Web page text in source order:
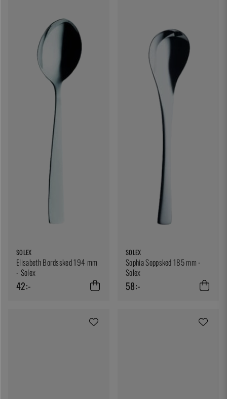
SOLEX
Elisabeth Bordssked 194 mm
- Solex
42:-
SOLEX
Sophia Soppsked 185 mm -
Solex
58:-